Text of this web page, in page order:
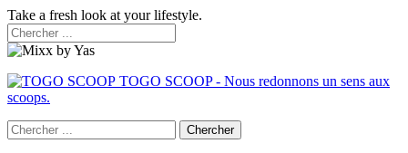
Take a fresh look at your lifestyle.
TOGO SCOOP - Nous redonnons un sens aux
scoops.